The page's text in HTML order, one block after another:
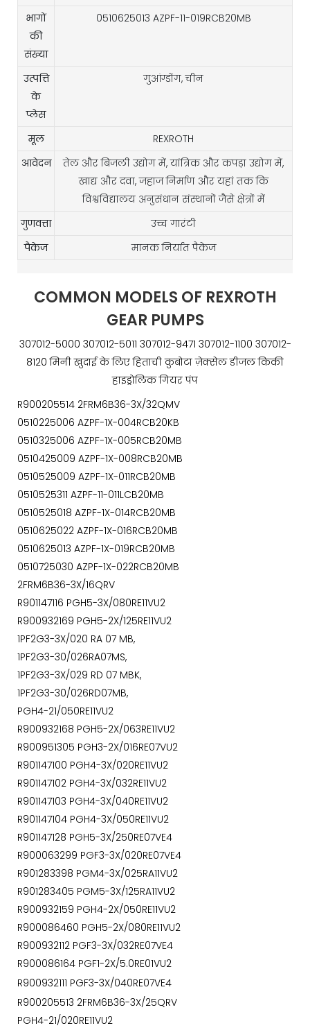
भागों
की
संख्या
0510625013 AZPF-11-019RCB20MB
उत्पत्ति
के
प्लेस
गुआंग्डोंग, चीन
मूल
REXROTH
आवेदन
तेल और बिजली उद्योग में, यांत्रिक और कपड़ा उद्योग में,
खाद्य और दवा, जहाज निर्माण और यहां तक ​​कि
विश्वविद्यालय अनुसंधान संस्थानों जैसे क्षेत्रों में
गुणवत्ता
उच्च गारंटी
पैकेज
मानक निर्यात पैकेज
COMMON MODELS OF REXROTH
GEAR PUMPS
307012-5000 307012-5011 307012-9471 307012-1100 307012-
8120 मिनी खुदाई के लिए हिताची कुबोटा ज़ेक्सेल डीजल किकी
हाइड्रोलिक गियर पंप
R900205514 2FRM6B36-3X/32QMV
0510225006 AZPF-1X-004RCB20KB
0510325006 AZPF-1X-005RCB20MB
0510425009 AZPF-1X-008RCB20MB
0510525009 AZPF-1X-011RCB20MB
0510525311 AZPF-11-011LCB20MB
0510525018 AZPF-1X-014RCB20MB
0510625022 AZPF-1X-016RCB20MB
0510625013 AZPF-1X-019RCB20MB
0510725030 AZPF-1X-022RCB20MB
2FRM6B36-3X/16QRV
R901147116 PGH5-3X/080RE11VU2
R900932169 PGH5-2X/125RE11VU2
1PF2G3-3X/020 RA 07 MB,
1PF2G3-30/026RA07MS,
1PF2G3-3X/029 RD 07 MBK,
1PF2G3-30/026RD07MB,
PGH4-21/050RE11VU2
R900932168 PGH5-2X/063RE11VU2
R900951305 PGH3-2X/016RE07VU2
R901147100 PGH4-3X/020RE11VU2
R901147102 PGH4-3X/032RE11VU2
R901147103 PGH4-3X/040RE11VU2
R901147104 PGH4-3X/050RE11VU2
R901147128 PGH5-3X/250RE07VE4
R900063299 PGF3-3X/020RE07VE4
R901283398 PGM4-3X/025RA11VU2
R901283405 PGM5-3X/125RA11VU2
R900932159 PGH4-2X/050RE11VU2
R900086460 PGH5-2X/080RE11VU2
R900932112 PGF3-3X/032RE07VE4
R900086164 PGF1-2X/5.0RE01VU2
R900932111 PGF3-3X/040RE07VE4
R900205513 2FRM6B36-3X/25QRV
PGH4-21/020RE11VU2